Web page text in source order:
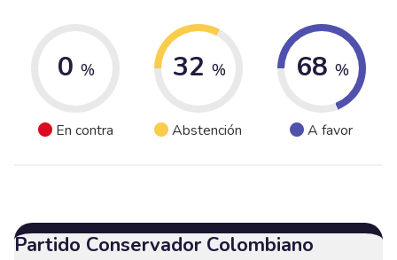
0 %
En contra
32 %
Abstención
68 %
A favor
Partido Conservador Colombiano